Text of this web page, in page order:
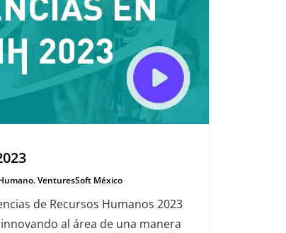
VenturesSoft México
de Recursos Humanos 2023
al área de una manera